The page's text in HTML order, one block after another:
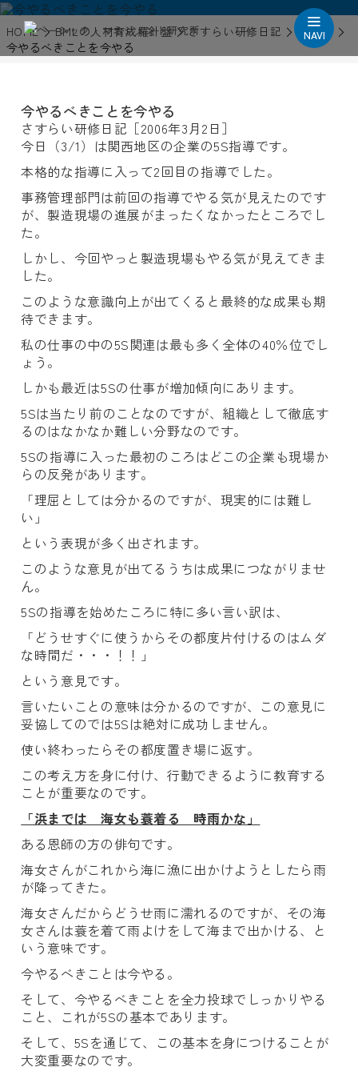
NAVI
HOME BMLの人材育成羅針盤 さすらい研修日記
2006年
今やるべきことを今やる
今やるべきことを今やる
さすらい研修日記［2006年3月2日］
今日（3/1）は関西地区の企業の5S指導です。
本格的な指導に入って2回目の指導でした。
事務管理部門は前回の指導でやる気が見えたのです
が、製造現場の進展がまったくなかったところでし
た。
しかし、今回やっと製造現場もやる気が見えてきま
した。
このような意識向上が出てくると最終的な成果も期
待できます。
私の仕事の中の5S関連は最も多く全体の40％位でし
ょう。
しかも最近は5Sの仕事が増加傾向にあります。
5Sは当たり前のことなのですが、組織として徹底す
るのはなかなか難しい分野なのです。
5Sの指導に入った最初のころはどこの企業も現場か
らの反発があります。
「理屈としては分かるのですが、現実的には難し
い」
という表現が多く出されます。
このような意見が出てるうちは成果につながりませ
ん。
5Sの指導を始めたころに特に多い言い訳は、
「どうせすぐに使うからその都度片付けるのはムダ
な時間だ・・・！！」
という意見です。
言いたいことの意味は分かるのですが、この意見に
妥協してのでは5Sは絶対に成功しません。
使い終わったらその都度置き場に返す。
この考え方を身に付け、行動できるように教育する
ことが重要なのです。
「浜までは 海女も蓑着る 時雨かな」
ある恩師の方の俳句です。
海女さんがこれから海に漁に出かけようとしたら雨
が降ってきた。
海女さんだからどうせ雨に濡れるのですが、その海
女さんは蓑を着て雨よけをして海まで出かける、と
いう意味です。
今やるべきことは今やる。
そして、今やるべきことを全力投球でしっかりやる
こと、これが5Sの基本であります。
そして、5Sを通じて、この基本を身につけることが
大変重要なのです。